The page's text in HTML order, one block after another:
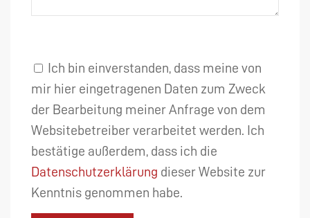
Ich bin einverstanden, dass meine von
mir hier eingetragenen Daten zum Zweck
der Bearbeitung meiner Anfrage von dem
Websitebetreiber verarbeitet werden. Ich
bestätige außerdem, dass ich die
Datenschutzerklärung dieser Website zur
Kenntnis genommen habe.